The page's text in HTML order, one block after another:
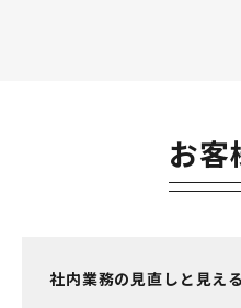
お客
社内業務の見直しと見え